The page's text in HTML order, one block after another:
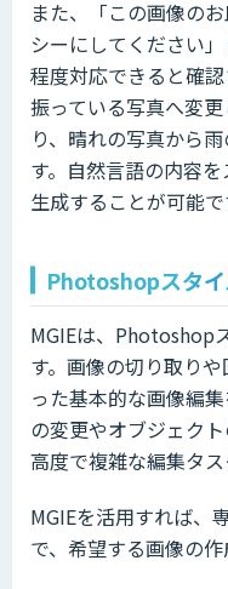
また、「この画像の
シーにしてください
程度対応できると確
振っている写真へ変
り、晴れの写真から
す。自然言語の内容
生成することが可能で
Photoshopスタ
MGIEは、Photoshop
す。画像の切り取り
った基本的な画像編
の変更やオブジェク
高度で複雑な編集タス
MGIEを活用すれば、
で、希望する画像の作